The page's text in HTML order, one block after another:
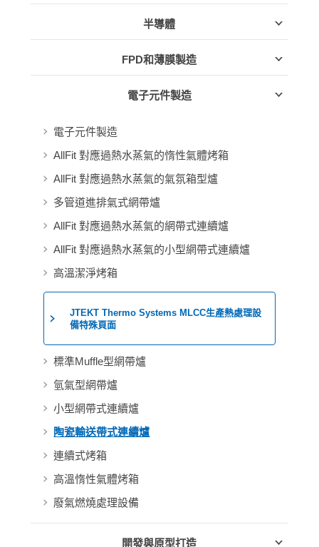
半導體
FPD和薄膜製造
電子元件製造
電子元件製造
AllFit 對應過熱水蒸氣的惰性氣體烤箱
AllFit 對應過熱水蒸氣的氣氛箱型爐
多管道進排氣式網帶爐
AllFit 對應過熱水蒸氣的網帶式連續爐
AllFit 對應過熱水蒸氣的小型網帶式連續爐
高溫潔淨烤箱
JTEKT Thermo Systems MLCC生產熱處理設
備特殊頁面
標準Muffle型網帶爐
氫氣型網帶爐
小型網帶式連續爐
陶瓷輸送帶式連續爐
連續式烤箱
高溫惰性氣體烤箱
廢氣燃燒處理設備
開發與原型打造